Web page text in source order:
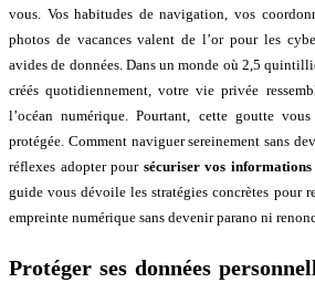
vous. Vos habitudes de navigation, vos
photos de vacances valent de l’or pour les
avides de données. Dans un monde où 2,5
créés quotidiennement, votre vie privée
l’océan numérique. Pourtant, cette goutte
protégée. Comment naviguer sereinement sans
réflexes adopter pour sécuriser vos informations
guide vous dévoile les stratégies concrètes pour
empreinte numérique sans devenir parano ni
Protéger ses données